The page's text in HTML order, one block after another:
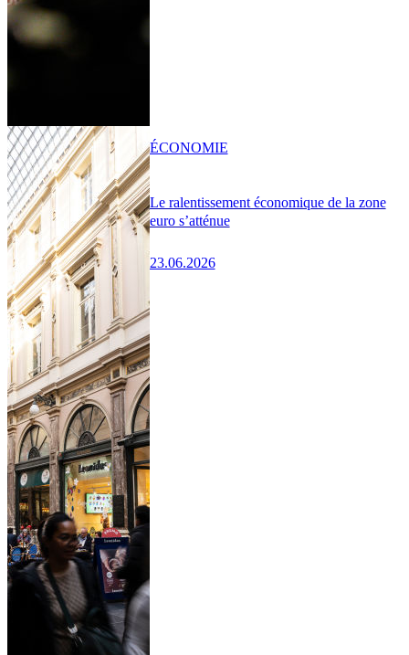
Le ralentissement économique de la zone
euro s’atténue
23.06.2026
ÉCONOMIE